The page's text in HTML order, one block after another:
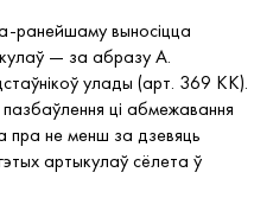
ранейшаму выносіцца
— за абразу А.
улады (арт. 369 КК).
ці абмежавання
не менш за дзевяць
артыкулаў сёлета ў